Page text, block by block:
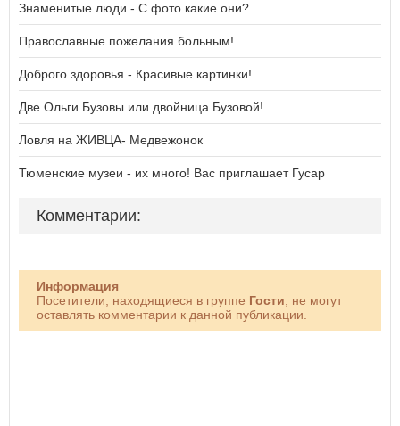
Знаменитые люди - С фото какие они?
Православные пожелания больным!
Доброго здоровья - Красивые картинки!
Две Ольги Бузовы или двойница Бузовой!
Ловля на ЖИВЦА- Медвежонок
Тюменские музеи - их много! Вас приглашает Гусар
Комментарии:
Информация
Посетители, находящиеся в группе Гости , не могут
оставлять комментарии к данной публикации.